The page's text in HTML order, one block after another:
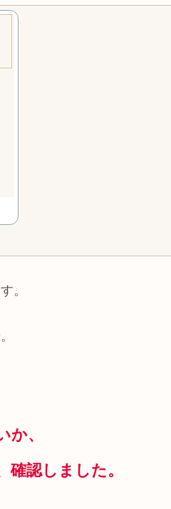
。
、
認しました。